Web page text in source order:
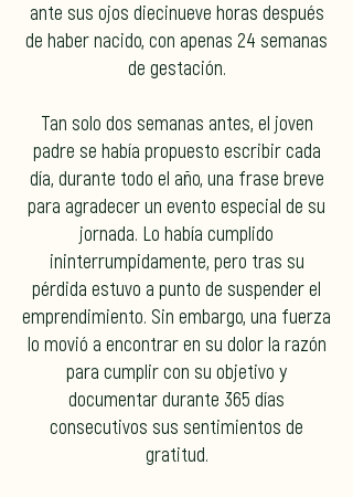
ante sus ojos diecinueve horas después
de haber nacido, con apenas 24 semanas
de gestación.
Tan solo dos semanas antes, el joven
padre se había propuesto escribir cada
día, durante todo el año, una frase breve
para agradecer un evento especial de su
jornada. Lo había cumplido
ininterrumpidamente, pero tras su
pérdida estuvo a punto de suspender el
emprendimiento. Sin embargo, una fuerza
lo movió a encontrar en su dolor la razón
para cumplir con su objetivo y
documentar durante 365 días
consecutivos sus sentimientos de
gratitud.